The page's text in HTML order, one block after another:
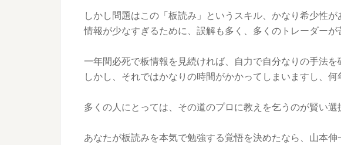
しかし問題はこの「板読み」というスキル、かなり希少性
情報が少なすぎるために、誤解も多く、多くのトレーダーが
一年間必死で板情報を見続ければ、自力で自分なりの手法を
しかし、それではかなりの時間がかかってしまいますし、
多くの人にとっては、その道のプロに教えを乞うのが賢い選
あなたが板読みを本気で勉強する覚悟を決めたなら、山本伸